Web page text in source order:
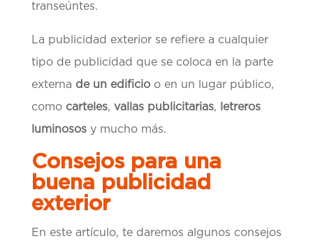
transeúntes.
La publicidad exterior se refiere a cualquier
tipo de publicidad que se coloca en
la parte
externa de un edificioo en un lugar público,
como carteles, vallas publicitarias,
letreros
luminososy mucho más.
Consejos para una
buena publicidad
exterior
En este artículo, te daremos algunos consejos